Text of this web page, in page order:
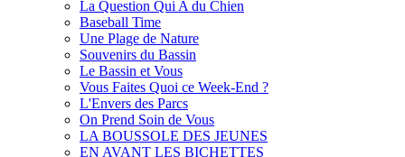
La Question Qui A du Chien
Baseball Time
Une Plage de Nature
Souvenirs du Bassin
Le Bassin et Vous
Vous Faites Quoi ce Week-End ?
L'Envers des Parcs
On Prend Soin de Vous
LA BOUSSOLE DES JEUNES
EN AVANT LES BICHETTES